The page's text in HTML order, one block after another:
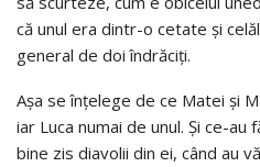
că unul era dintr-o cetate şi
general de doi îndrăciţi.
Aşa se înţelege de ce Matei şi
iar Luca numai de unul. Şi ce-au
bine zis diavolii din ei, când au